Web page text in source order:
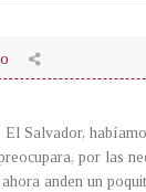
El Salvador,
por las
anden un